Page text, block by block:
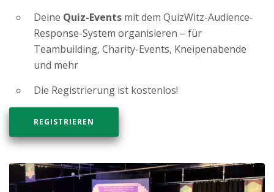
Deine Quiz-Events mit dem QuizWitz-Audience-
Response-System organisieren – für
Teambuilding, Charity-Events, Kneipenabende
und mehr
Die Registrierung ist kostenlos!
REGISTRIEREN